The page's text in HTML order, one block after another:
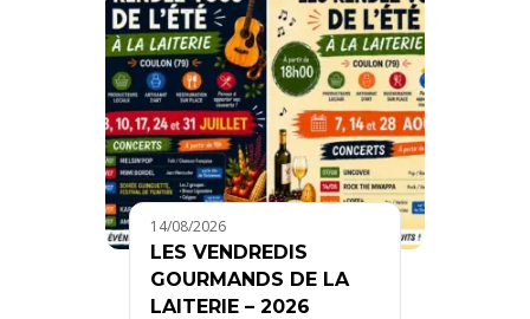
14/08/2026
LES VENDREDIS
GOURMANDS DE LA
LAITERIE – 2026